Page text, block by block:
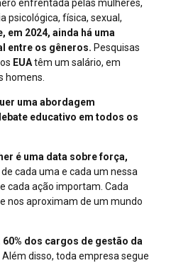
enfrentada pelas mulheres,
psicológica, física, sexual,
em 2024, ainda há uma
entre os gêneros. Pesquisas
EUAtêm um salário, em
homens.
uma abordagem
educativo em todos os
é uma data sobre força,
cada uma e cada um nessa
cada ação importam. Cada
nos aproximam de um mundo
dos cargos de gestão da
Além disso, toda empresa segue